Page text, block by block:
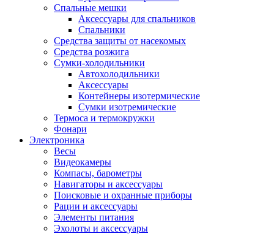
Спальные мешки
Аксессуары для спальников
Спальники
Средства защиты от насекомых
Средства розжига
Сумки-холодильники
Автохолодильники
Аксессуары
Контейнеры изотермические
Сумки изотремические
Термоса и термокружки
Фонари
Электроника
Весы
Видеокамеры
Компасы, барометры
Навигаторы и аксессуары
Поисковые и охранные приборы
Рации и аксессуары
Элементы питания
Эхолоты и аксессуары